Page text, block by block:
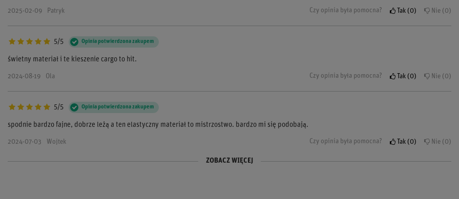
2025-02-09 Patryk Czy opinia była pomocna? Tak 0 Nie 0
5/5 Opinia potwierdzona zakupem
świetny materiał i te kieszenie cargo to hit.
2024-08-19 Ola Czy opinia była pomocna? Tak 0 Nie 0
5/5 Opinia potwierdzona zakupem
spodnie bardzo fajne, dobrze leżą a ten elastyczny materiał to mistrzostwo. bardzo mi się podobają.
2024-07-03 Wojtek Czy opinia była pomocna? Tak 0 Nie 0
5/5 Opinia potwierdzona zakupem
4/5 Opinia potwierdzona zakupem ZOBACZ WIĘCEJ